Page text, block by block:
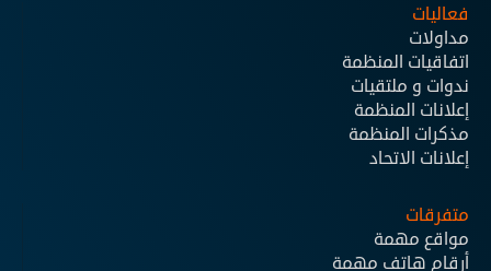
فعاليات
مداولات
اتفاقيات المنظمة
ندوات و ملتقيات
إعلانات المنظمة
مذكرات المنظمة
إعلانات الاتحاد
متفرقات
مواقع مهمة
أرقام هاتف مهمة